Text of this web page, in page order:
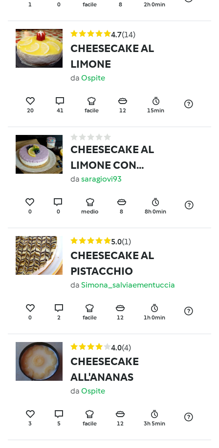
1 0 facile 8 2h 0min
4.7(14)
CHEESECAKE AL
LIMONE
da Ospite
20 41 facile 12 15min
CHEESECAKE AL
LIMONE CON
CONFETTURA DI
MIRTILLI-CONTEST
PRIMAVERA
da saragiovi93
0 0 medio 8 8h 0min
5.0(1)
CHEESECAKE AL
PISTACCHIO
da Simona_salviaementuccia
0 2 facile 12 1h 0min
4.0(4)
CHEESECAKE
ALL'ANANAS
da Ospite
3 5 facile 12 3h 5min